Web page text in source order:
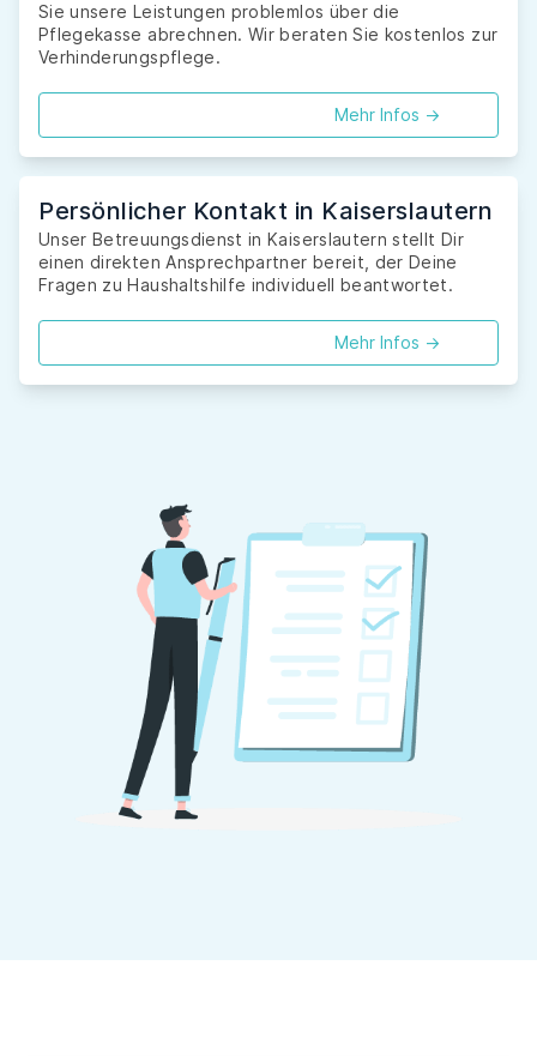
Sie unsere Leistungen problemlos über die
Pflegekasse abrechnen. Wir beraten Sie kostenlos zur
Verhinderungspflege.
Mehr Infos ->
Persönlicher Kontakt in Kaiserslautern
Unser Betreuungsdienst in Kaiserslautern stellt Dir
einen direkten Ansprechpartner bereit, der Deine
Fragen zu Haushaltshilfe individuell beantwortet.
Mehr Infos ->